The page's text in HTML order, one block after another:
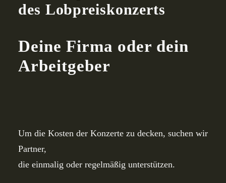
des Lobpreiskonzerts
Deine Firma oder dein
Arbeitgeber
Um die Kosten der Konzerte zu decken, suchen wir
Partner,
die einmalig oder regelmäßig unterstützen.